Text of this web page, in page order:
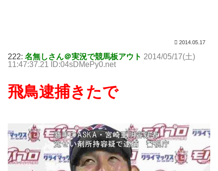
2014.05.17
222: 名無しさん＠実況で競馬板アウト 2014/05/17(土)
11:47:37.21 ID:04sDMePy0.net
飛鳥逮捕きたで